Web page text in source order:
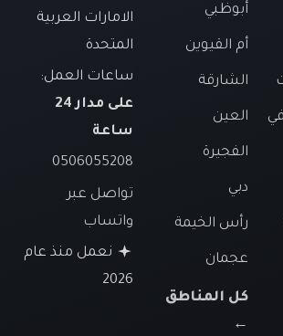
أبوظبي
أم القيوين
الشارقة
العين
الفجيرة
دبي
رأس الخيمة
عجمان
كل المناطق
←
الامارات العربية
المتحدة
ساعات العمل:
على مدار 24
ساعة
0506055208
تواصل عبر
واتساب
نعمل منذ عام
2026